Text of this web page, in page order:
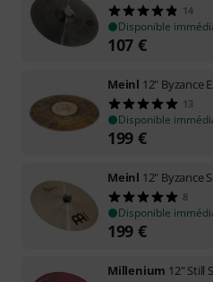
14
Disponible
107 €
Meinl 12" Byzance
13
Disponible
199 €
Meinl 12" Byzance
8
Disponible
199 €
Millenium 12" Still